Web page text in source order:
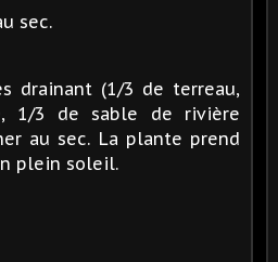
sec.
drainant (1/3 de terreau,
1/3 de sable de rivière
au sec. La plante prend
plein soleil.